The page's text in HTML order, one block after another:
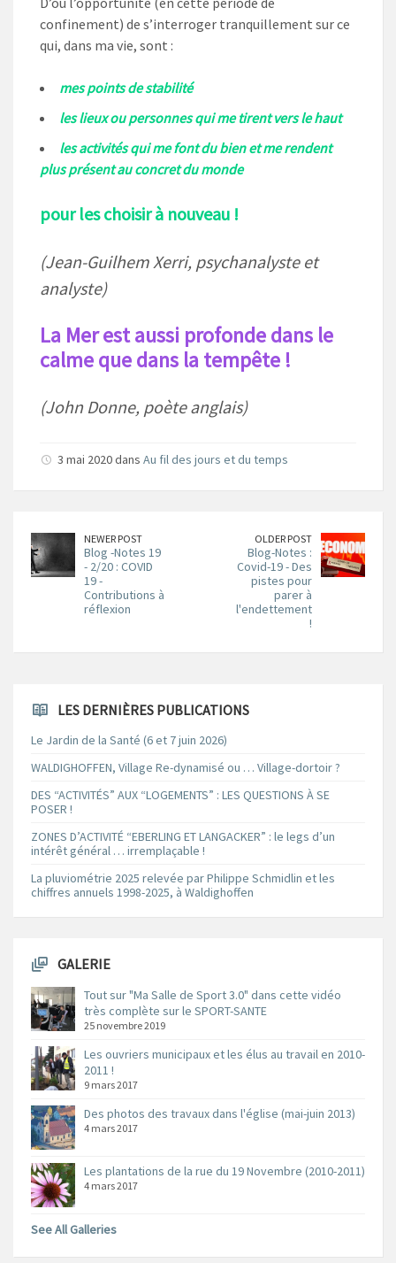
confinement) de s’interroger tranquillement sur ce
qui, dans ma vie, sont :
mes points de stabilité
les lieux ou personnes qui me tirent vers le haut
les activités qui me font du bien et me rendent
plus présent au concret du monde
pour les choisir à nouveau !
(Jean-Guilhem Xerri, psychanalyste et
analyste)
La Mer est aussi profonde dans le
calme que dans la tempête !
(John Donne, poète anglais)
3 mai 2020 dans Au fil des jours et du temps
NEWER POST
Blog -Notes 19
- 2/20 : COVID
19 -
Contributions à
réflexion
OLDER POST
Blog-Notes :
Covid-19 - Des
pistes pour
parer à
l'endettement
!
LES DERNIÈRES PUBLICATIONS
Le Jardin de la Santé (6 et 7 juin 2026)
WALDIGHOFFEN, Village Re-dynamisé ou … Village-dortoir ?
DES “ACTIVITÉS” AUX “LOGEMENTS” : LES QUESTIONS À SE
POSER !
ZONES D’ACTIVITÉ “EBERLING ET LANGACKER” : le legs d’un
intérêt général … irremplaçable !
La pluviométrie 2025 relevée par Philippe Schmidlin et les
chiffres annuels 1998-2025, à Waldighoffen
GALERIE
Tout sur "Ma Salle de Sport 3.0" dans cette vidéo
très complète sur le SPORT-SANTE
25 novembre 2019
Les ouvriers municipaux et les élus au travail en 2010-
2011 !
9 mars 2017
Des photos des travaux dans l'église (mai-juin 2013)
4 mars 2017
Les plantations de la rue du 19 Novembre (2010-2011)
4 mars 2017
See All Galleries